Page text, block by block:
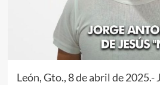
León, Gto., 8 de abril de